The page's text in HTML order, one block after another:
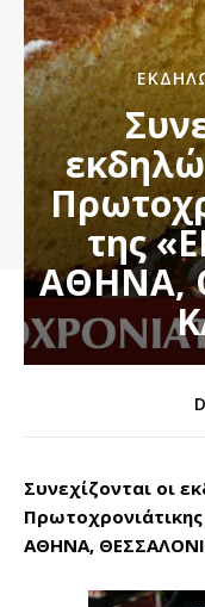
της
ΑΘΗΝΑ,
Συνεχίζονται οι
ΑΘΗΝΑ,